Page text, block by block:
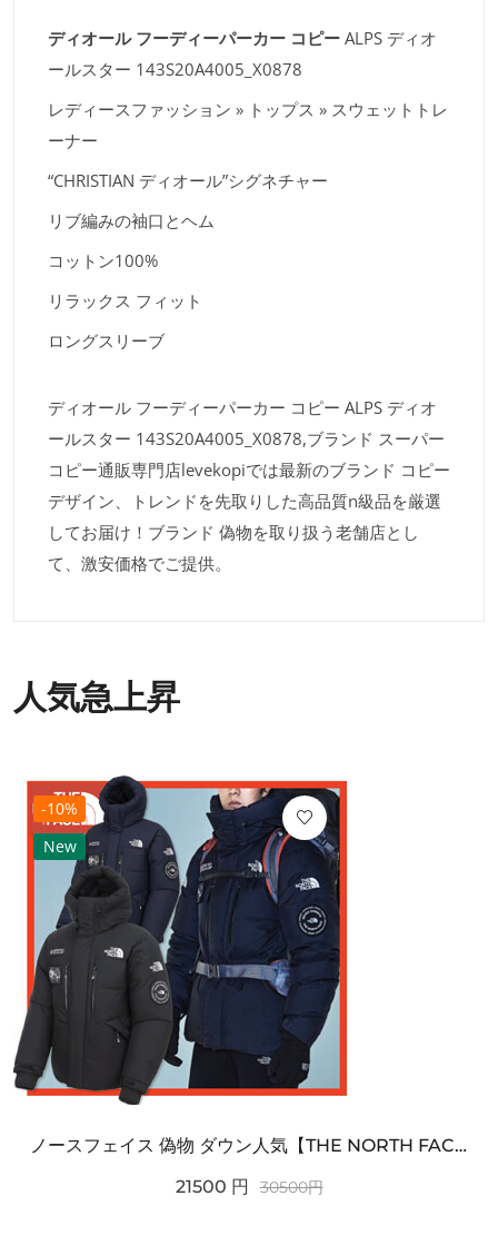
ディオール フーディーパーカー コピー ALPS ディオ
ールスター 143S20A4005_X0878
レディースファッション » トップス » スウェットトレ
ーナー
“CHRISTIAN ディオール”シグネチャー
リブ編みの袖口とヘム
コットン100%
リラックス フィット
ロングスリーブ
ディオール フーディーパーカー コピー ALPS ディオ
ールスター 143S20A4005_X0878,ブランド スーパー
コピー通販専門店levekopiでは最新のブランド コピー
デザイン、トレンドを先取りした高品質n級品を厳選
してお届け！ブランド 偽物を取り扱う老舗店とし
て、激安価格でご提供。
人気急上昇
-10%
New
ノースフェイス 偽物 ダウン人気【THE NORTH FACE】M'S 7 SUMMIT HIM...
21500 円 30500円